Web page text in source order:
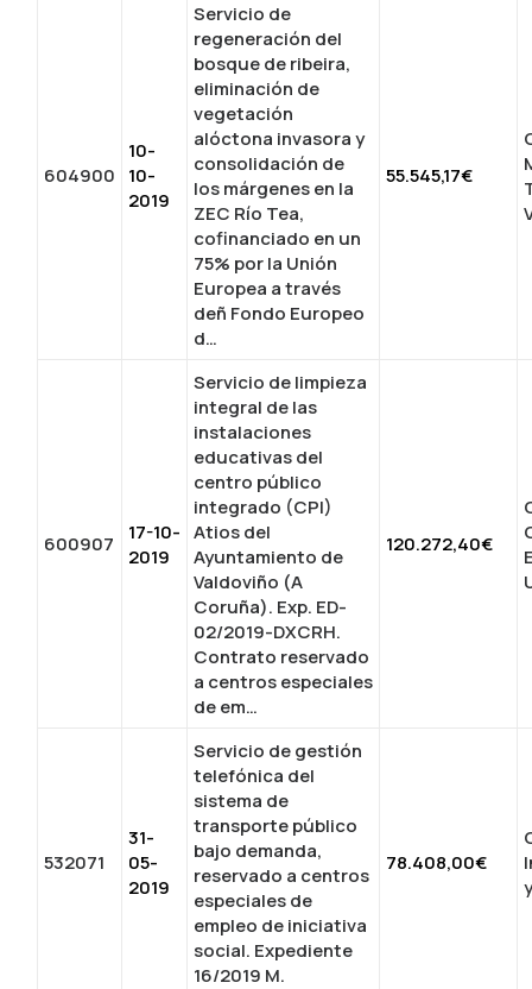
604900
10-
10-
2019
Servicio de
regeneración del
bosque de ribeira,
eliminación de
vegetación
alóctona invasora y
consolidación de
los márgenes en la
ZEC Río Tea,
cofinanciado en un
75% por la Unión
Europea a través
deñ Fondo Europeo
d…
55.545,17€
600907
17-10-
2019
Servicio de limpieza
integral de las
instalaciones
educativas del
centro público
integrado (CPI)
Atios del
Ayuntamiento de
Valdoviño (A
Coruña). Exp. ED-
02/2019-DXCRH.
Contrato reservado
a centros especiales
de em…
120.272,40€
532071
31-
05-
2019
Servicio de gestión
telefónica del
sistema de
transporte público
bajo demanda,
reservado a centros
especiales de
empleo de iniciativa
social. Expediente
16/2019 M.
78.408,00€